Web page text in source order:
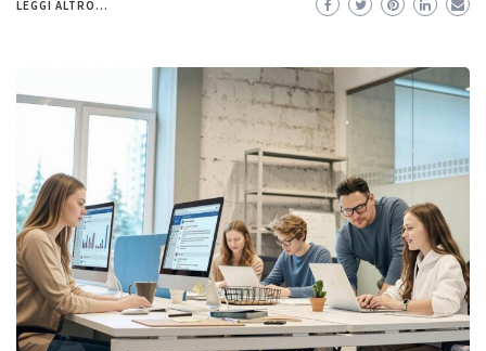
LEGGI ALTRO...